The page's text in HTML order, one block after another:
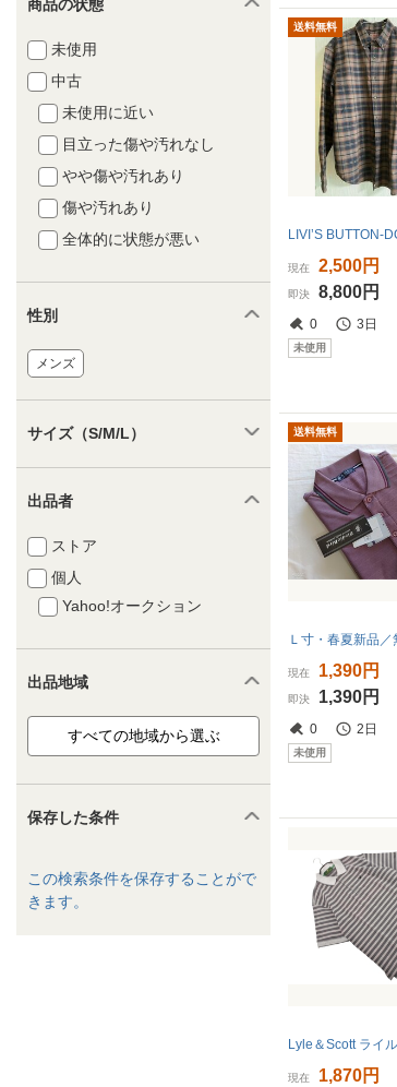
商品の状態
未使用
中古
未使用に近い
目立った傷や汚れなし
やや傷や汚れあり
傷や汚れあり
全体的に状態が悪い
性別
メンズ
サイズ（S/M/L）
出品者
ストア
個人
Yahoo!オークション
出品地域
保存した条件
この検索条件を保存することがで
きます。
送料無料
現在 2,500円
即決 8,800円
0 3日
未使用
送料無料
現在 1,390円
即決 1,390円
0 2日
未使用
現在 1,870円